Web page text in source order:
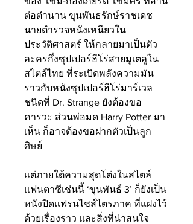
ต่อตำนาน ขุนพันธรักษ์ราชเดช
นายตำรวจหนังเหนียวใน
ประวัติศาสตร์ ให้กลายมาเป็นตัว
ละครกึ่งซุปเปอร์ฮีโร่สายมูเตลูใน
สไตล์ไทย ที่ระเบิดพลังความมัน
ราวกับหนังซุปเปอร์ฮีโร่มาร์เวล
ชนิดที่ Dr. Strange ยังต้องขอ
คารวะ ส่วนพ่อมด Harry Potter มา
เห็น ก็อาจต้องขอฝากตัวเป็นลูก
ศิษย์
แต่ภายใต้ความสุดโต่งในสไตล์
แฟนตาซีเช่นนี้ ‘ขุนพันธ์ 3’ ก็ยังเป็น
หนังปิดแฟรนไชส์ไตรภาค ที่แฝงไว้
ด้วยเรื่องราว และสิ่งที่น่าสนใจ